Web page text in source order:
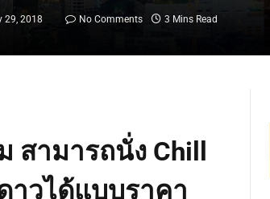
29, 2018 No Comments 3 Mins Read
สามารถนั่ง Chill
าวได้แบบราคา